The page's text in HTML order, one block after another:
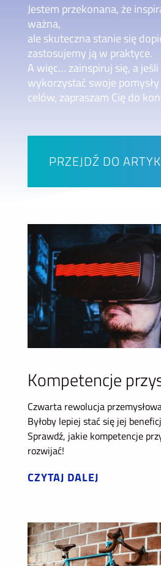
Jestem przekonana, że
ważna,
ale skuteczna stanie się
zastosujemy ją w praktyce.
A więc… zainspiruj się, a
wykorzystać swoje
celów, zapraszam Cię do
PRZEJDŹ DO
Kompetencje
Czwarta rewolucja
Byłoby lepiej stać się jej
Sprawdź, jakie kompetencje
rozwijać!
CZYTAJ DALEJ